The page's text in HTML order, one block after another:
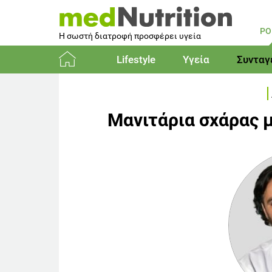
Η σωστή διατροφή προσφέρει υγεία
Lifestyle Υγεία
Μανιτάρια σχάρας